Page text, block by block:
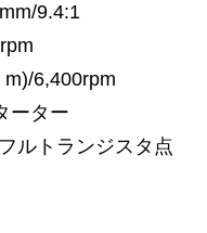
9.4:1
6,400rpm
ーター
ルトランジスタ点